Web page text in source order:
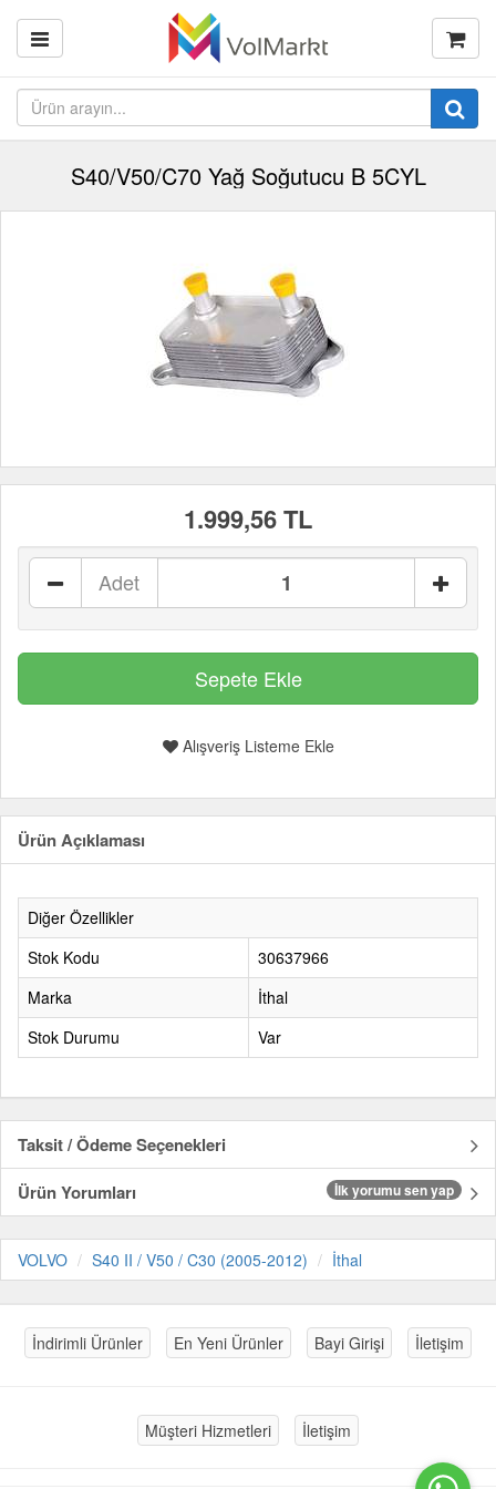
S40/V50/C70 Yağ Soğutucu B 5CYL
1.999,56 TL
Adet
Alışveriş Listeme Ekle
Ürün Açıklaması
Diğer Özellikler
Stok Kodu
30637966
Marka
İthal
Stok Durumu
Var
Taksit / Ödeme Seçenekleri
Ürün Yorumları
İlk yorumu sen yap
VOLVO S40 II / V50 / C30 (2005-2012) İthal
İndirimli Ürünler En Yeni Ürünler Bayi Girişi İletişim
Müşteri Hizmetleri İletişim